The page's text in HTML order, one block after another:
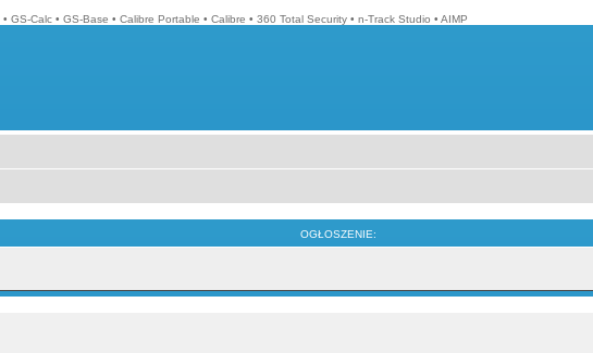
• GS-Calc • GS-Base • Calibre Portable • Calibre • 360 Total Security • n-Track Studio • AIMP
OGŁOSZENIE: